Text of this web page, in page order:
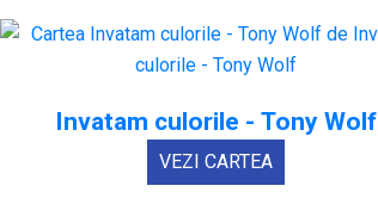
Invatam culorile - Tony Wolf
VEZI CARTEA